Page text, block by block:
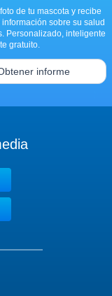
de tu mascota y recibe
sobre su salud
Personalizado, inteligente
gratuito.
informe